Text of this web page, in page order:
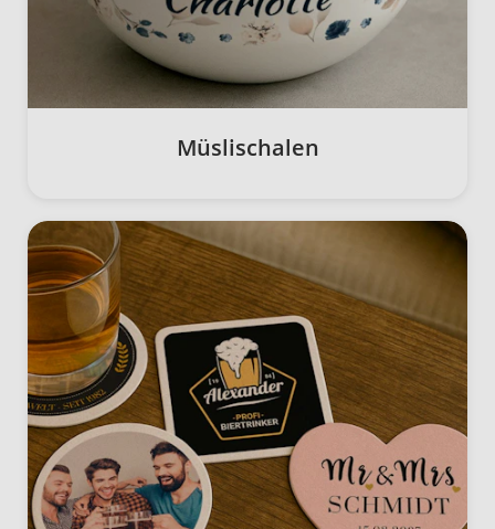
Müslischalen